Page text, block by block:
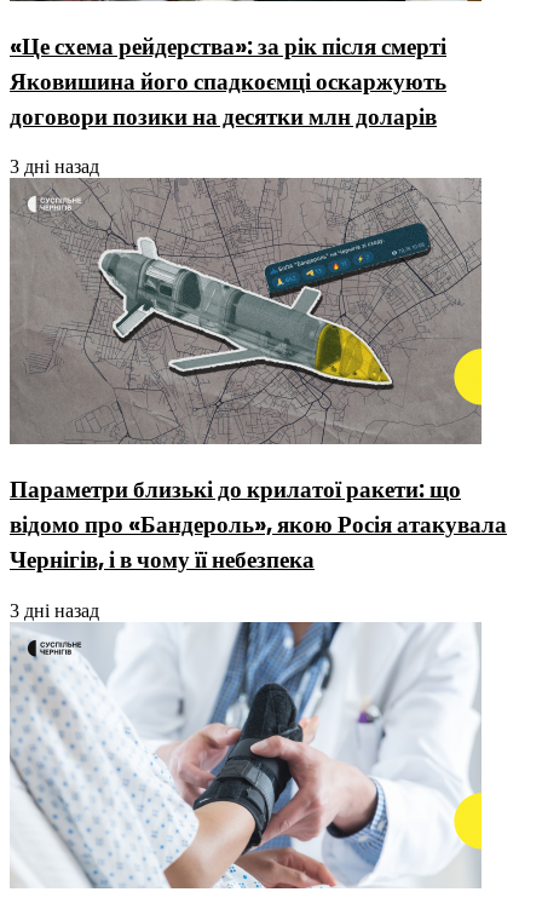
«Це схема рейдерства»: за рік після смерті
Яковишина його спадкоємці оскаржують
договори позики на десятки млн доларів
3 дні назад
Параметри близькі до крилатої ракети: що
відомо про «Бандероль», якою Росія атакувала
Чернігів, і в чому її небезпека
3 дні назад